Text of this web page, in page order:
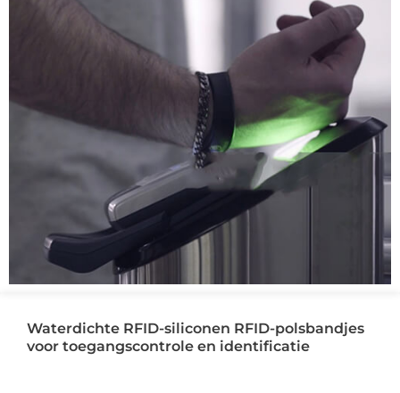
Waterdichte RFID-siliconen RFID-polsbandjes
voor toegangscontrole en identificatie